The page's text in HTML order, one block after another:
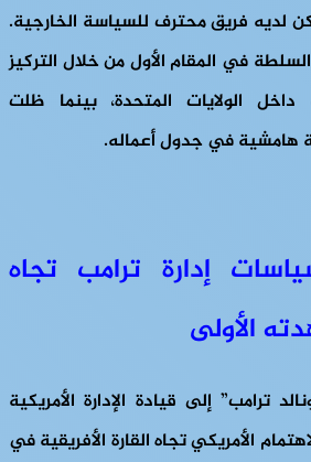
لديه فريق محترف للسياسة الخارجية.
في المقام الأول من خلال التركيز
داخل الولايات المتحدة، بينما ظلت
هامشية في جدول أعماله.
إدارة ترامب تجاه
الأولى
ترامب” إلى قيادة الإدارة الأمريكية
الأمريكي تجاه القارة الأفريقية في